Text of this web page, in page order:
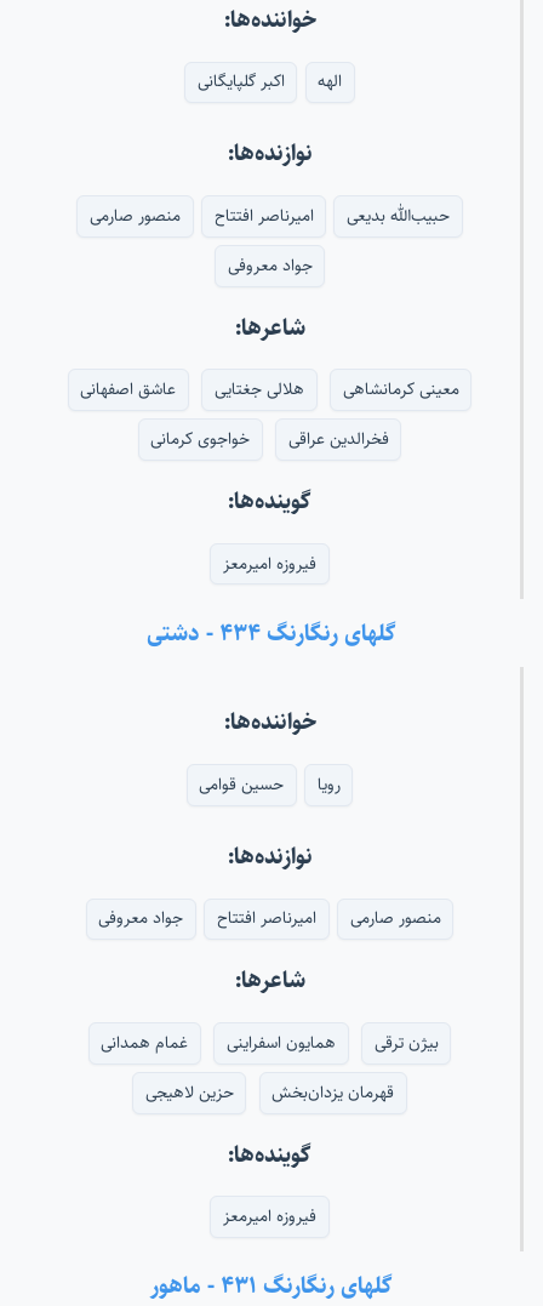
خواننده‌ها:
الهه اکبر گلپایگانی
نوازنده‌ها:
حبیب‌الله بدیعی امیرناصر افتتاح
منصور صارمی
جواد معروفی
شاعرها:
معینی کرمانشاهی هلالی جغتایی
عاشق اصفهانی
فخرالدین عراقی
خواجوی کرمانی
گوینده‌ها:
فیروزه امیرمعز
گلهای رنگارنگ ۴۳۴ - دشتی
خواننده‌ها:
رویا حسین قوامی
نوازنده‌ها:
منصور صارمی امیرناصر افتتاح جواد معروفی
شاعرها:
بیژن ترقی همایون اسفراینی
غمام همدانی
قهرمان یزدان‌بخش
حزین لاهیجی
گوینده‌ها:
فیروزه امیرمعز
گلهای رنگارنگ ۴۳۱ - ماهور